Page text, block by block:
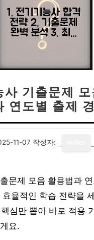
사 기출문제
연도별 출제
11-07 작성자:
문제 모음 활용법과
율적인 학습 전략을
심만 뽑아 바로 적용
요.